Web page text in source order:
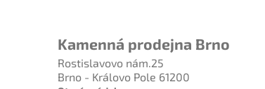
Kamenná prodejna Brno
Rostislavovo nám.25
Brno - Královo Pole 61200